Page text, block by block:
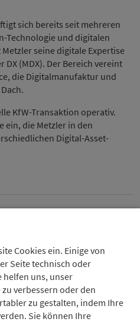
Cookies ein. Einige von
Seite technisch oder
helfen uns, unser
verbessern oder den
zu gestalten, indem Ihre
Sie können Ihre
sich bereits seit mehreren
Technologie und digitalen
seine digitale Expertise
(MDX). Der Bereich vereint
die Digitalmanufaktur und
KfW-Transaktion operativ.
ein, die Metzler in den
Digital-Asset-